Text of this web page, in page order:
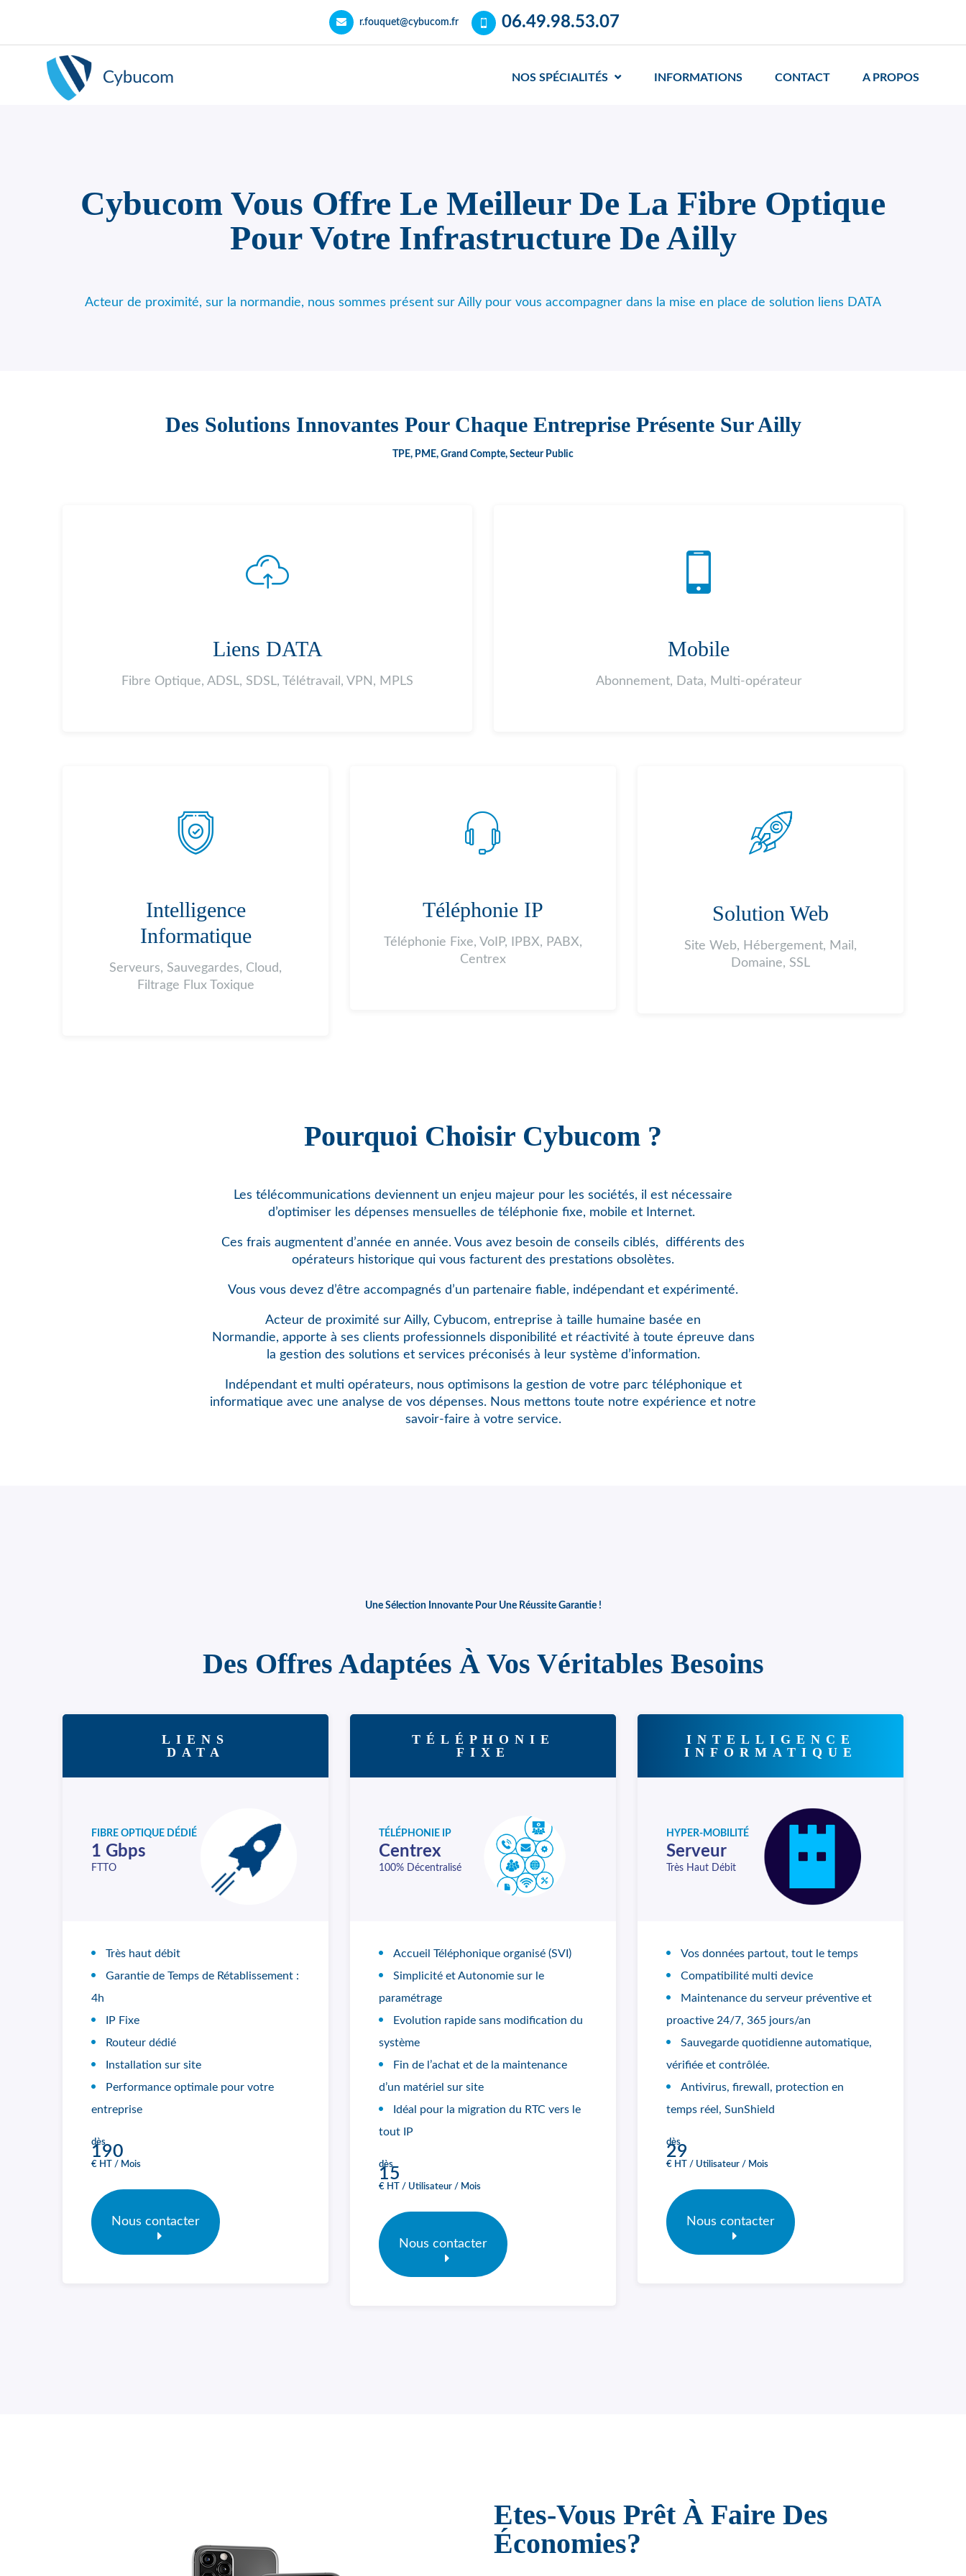
r.fouquet@cybucom.fr 06.49.98.53.07
NOS SPÉCIALITÉS INFORMATIONS CONTACT A PROPOS
Cybucom Vous Offre Le Meilleur De La Fibre Optique
Pour Votre Infrastructure De Ailly
Acteur de proximité, sur la normandie, nous sommes présent sur Ailly pour vous accompagner dans la mise en place de solution liens DATA
Des Solutions Innovantes Pour Chaque Entreprise Présente Sur Ailly
TPE, PME, Grand Compte, Secteur Public
Liens DATA
Fibre Optique, ADSL, SDSL, Télétravail, VPN, MPLS
Mobile
Abonnement, Data, Multi-opérateur
Intelligence
Informatique
Serveurs, Sauvegardes, Cloud,
Filtrage Flux Toxique
Téléphonie IP
Téléphonie Fixe, VoIP, IPBX, PABX,
Centrex
Solution Web
Site Web, Hébergement, Mail,
Domaine, SSL
Pourquoi Choisir Cybucom ?
Les télécommunications deviennent un enjeu majeur pour les sociétés, il est nécessaire
d’optimiser les dépenses mensuelles de téléphonie fixe, mobile et Internet.
Ces frais augmentent d’année en année. Vous avez besoin de conseils ciblés,
différents des
opérateurs historique qui vous facturent des prestations obsolètes.
Vous vous devez d’être accompagnés d’un partenaire fiable, indépendant et expérimenté.
Acteur de proximité sur Ailly, Cybucom, entreprise à taille humaine basée en
Normandie, apporte à ses clients professionnels disponibilité et réactivité à toute épreuve dans
la gestion des solutions et services préconisés à leur système d’information.
Indépendant et multi opérateurs, nous optimisons la gestion de votre parc téléphonique et
informatique avec une analyse de vos dépenses. Nous mettons toute notre expérience et notre
savoir-faire à votre service.
Une Sélection Innovante Pour Une Réussite Garantie !
Des Offres Adaptées À Vos Véritables Besoins
LIENS
DATA
FIBRE OPTIQUE DÉDIÉ
1 Gbps
FTTO
Très haut débit
Garantie de Temps de Rétablissement :
4h
IP Fixe
Routeur dédié
Installation sur site
Performance optimale pour votre
entreprise
dès
190
€ HT / Mois
Nous contacter
TÉLÉPHONIE
FIXE
TÉLÉPHONIE IP
Centrex
100% Décentralisé
Accueil Téléphonique organisé (SVI)
Simplicité et Autonomie sur le
paramétrage
Evolution rapide sans modification du
système
Fin de l’achat et de la maintenance
d’un matériel sur site
Idéal pour la migration du RTC vers le
tout IP
dès
15
€ HT / Utilisateur / Mois
Nous contacter
INTELLIGENCE
INFORMATIQUE
HYPER-MOBILITÉ
Serveur
Très Haut Débit
Vos données partout, tout le temps
Compatibilité multi device
Maintenance du serveur préventive et
proactive 24/7, 365 jours/an
Sauvegarde quotidienne automatique,
vérifiée et contrôlée.
Antivirus, firewall, protection en
temps réel, SunShield
dès
29
€ HT / Utilisateur / Mois
Nous contacter
Etes-Vous Prêt À Faire Des
Économies?